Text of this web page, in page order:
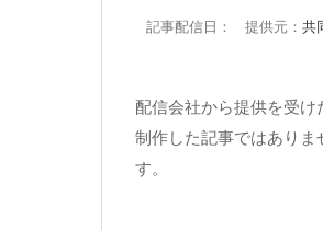
記事配信日： 提供元： 共
配信会社から提供を受
制作した記事ではありま
す。